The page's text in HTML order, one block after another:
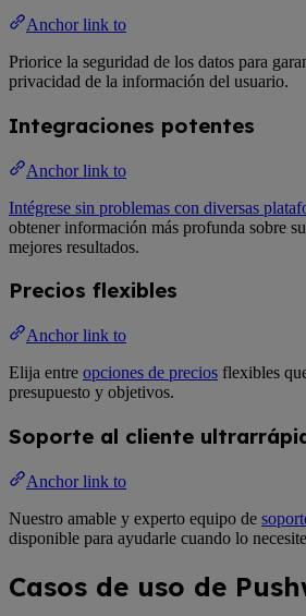
Anchor link to
Priorice la seguridad de los datos para
privacidad de la información del usuario.
Integraciones potentes
Anchor link to
Intégrese sin problemas con diversas
obtener información más profunda sobre
mejores resultados.
Precios flexibles
Anchor link to
Elija entre opciones de precios flexibles
presupuesto y objetivos.
Soporte al cliente
Anchor link to
Nuestro amable y experto equipo de
disponible para ayudarle cuando lo
Casos de uso de